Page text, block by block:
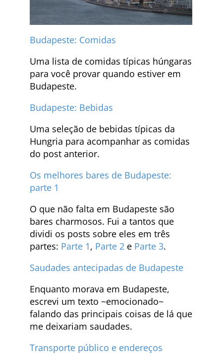
Budapeste: Comidas
Uma lista de comidas típicas húngaras
para você provar quando estiver em
Budapeste.
Budapeste: Bebidas
Uma seleção de bebidas típicas da
Hungria para acompanhar as comidas
do post anterior.
Os melhores bares de Budapeste:
parte 1
O que não falta em Budapeste são
bares charmosos. Fui a tantos que
dividi os posts sobre eles em três
partes: Parte 1, Parte 2 e Parte 3.
Saudades antecipadas de Budapeste
Enquanto morava em Budapeste,
escrevi um texto ~emocionado~
falando das principais coisas de lá que
me deixariam saudades.
Transporte público e endereços